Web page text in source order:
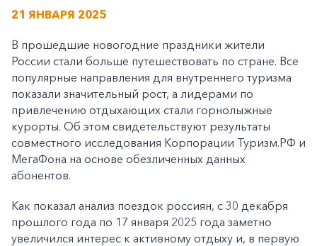
21 ЯНВАРЯ 2025
В прошедшие новогодние праздники жители
России стали больше путешествовать по стране. Все
популярные направления для внутреннего туризма
показали значительный рост, а лидерами по
привлечению отдыхающих стали горнолыжные
курорты. Об этом свидетельствуют результаты
совместного исследования Корпорации Туризм.РФ и
МегаФона на основе обезличенных данных
абонентов.
Как показал анализ поездок россиян, с 30 декабря
прошлого года по 17 января 2025 года заметно
увеличился интерес к активному отдыху и, в первую